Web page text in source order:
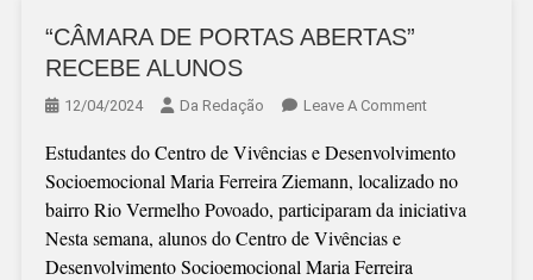
“CÂMARA DE PORTAS ABERTAS”
RECEBE ALUNOS
12/04/2024 Da Redação Leave A CommentOn
DE
PORTAS
ABERTAS”
Estudantes do Centro de Vivências e Desenvolvimento
Socioemocional Maria Ferreira Ziemann, localizado no
bairro Rio Vermelho Povoado, participaram da iniciativa
Nesta semana, alunos do Centro de Vivências e
Desenvolvimento Socioemocional Maria Ferreira